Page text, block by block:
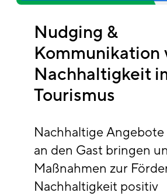
Nudging &
Kommunikation
Nachhaltigkeit
Tourismus
Nachhaltige
an den Gast bringen
Maßnahmen zur
Nachhaltigkeit positiv